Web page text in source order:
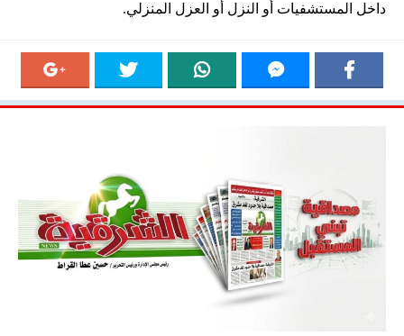
داخل المستشفيات أو النزل أو العزل المنزلي.